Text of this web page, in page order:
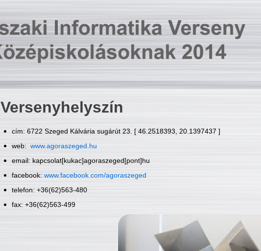
Versenyhelyszín
cím: 6722 Szeged Kálvária sugárút 23. [ 46.2518393, 20.1397437 ]
web: www.agoraszeged.hu
email: kapcsolat[kukac]agoraszeged[pont]hu
facebook: www.facebook.com/agoraszeged
telefon: +36(62)563-480
fax: +36(62)563-499